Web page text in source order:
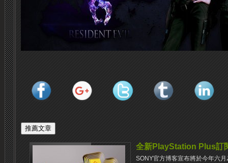
全新PlayStation Plus訂
SONY官方博客宣布將於今年六